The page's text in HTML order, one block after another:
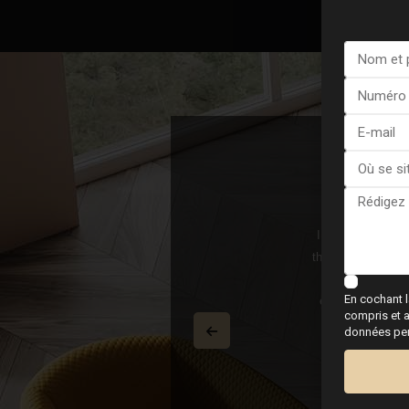
hun på tilbudssiden om det er noe vi
I sold my villa
their agent
what I hoped
eternallyEn cochant
compris et
données